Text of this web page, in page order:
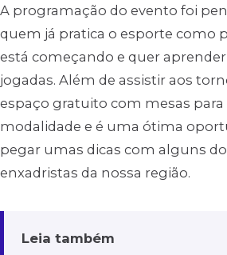
A programação do evento foi
quem já pratica o esporte como
está começando e quer
jogadas. Além de assistir aos
espaço gratuito com mesas para
modalidade e é uma ótima
pegar umas dicas com alguns
enxadristas da nossa região.
Leia também